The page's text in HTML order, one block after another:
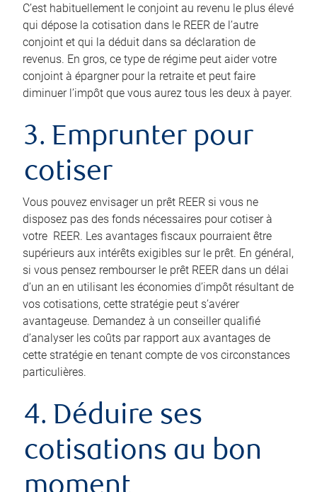
C’est habituellement le conjoint au revenu le plus élevé
qui dépose la cotisation dans le REER de l’autre
conjoint et qui la déduit dans sa déclaration de
revenus. En gros, ce type de régime peut aider votre
conjoint à épargner pour la retraite et peut faire
diminuer l’impôt que vous aurez tous les deux à payer.
3. Emprunter pour
cotiser
Vous pouvez envisager un prêt REER si vous ne
disposez pas des fonds nécessaires pour cotiser à
votre REER. Les avantages fiscaux pourraient être
supérieurs aux intérêts exigibles sur le prêt. En général,
si vous pensez rembourser le prêt REER dans un délai
d’un an en utilisant les économies d’impôt résultant de
vos cotisations, cette stratégie peut s’avérer
avantageuse. Demandez à un conseiller qualifié
d’analyser les coûts par rapport aux avantages de
cette stratégie en tenant compte de vos circonstances
particulières.
4. Déduire ses
cotisations au bon